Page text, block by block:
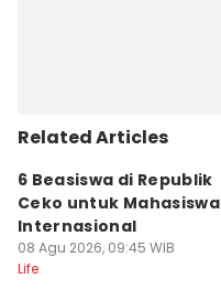
Related Articles
6 Beasiswa di Republik
Ceko untuk Mahasiswa
Internasional
08 Agu 2026, 09:45 WIB
Life